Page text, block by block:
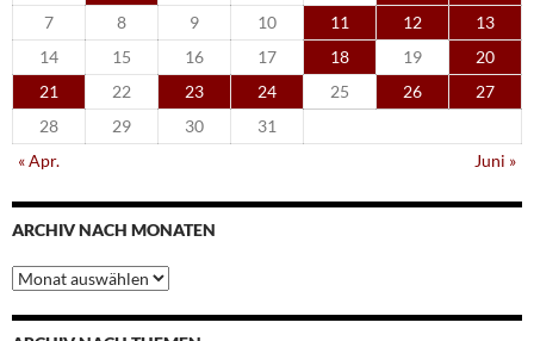
7
8 9 10 11 12
13
14
15 16 17 18 19
20
21
22 23 24 25 26
27
28
29 30
31
« Apr.
Juni »
ARCHIV NACH MONATEN
Archiv
nach
Monaten